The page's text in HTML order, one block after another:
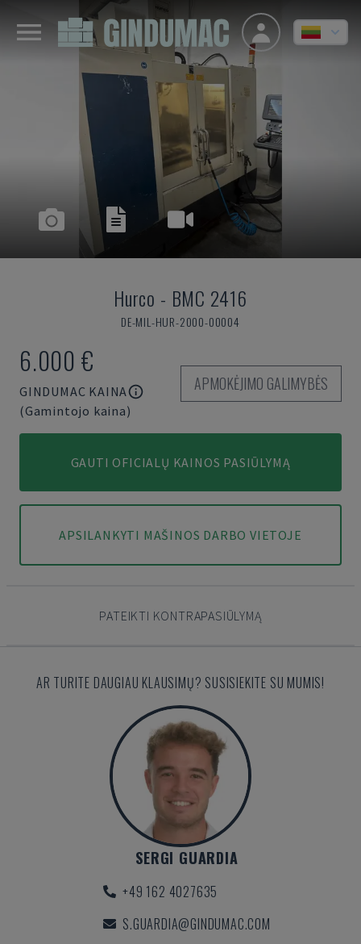
Hurco - BMC 2416
DE-MIL-HUR-2000-00004
6.000 €
GINDUMAC KAINA
(Gamintojo kaina)
APMOKĖJIMO GALIMYBĖS
GAUTI OFICIALŲ KAINOS PASIŪLYMĄ
APSILANKYTI MAŠINOS DARBO VIETOJE
PATEIKTI KONTRAPASIŪLYMĄ
AR TURITE DAUGIAU KLAUSIMŲ? SUSISIEKITE SU MUMIS!
SERGI GUARDIA
+49 162 4027635
S.GUARDIA@GINDUMAC.COM